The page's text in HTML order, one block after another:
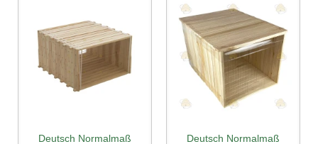
Deutsch Normalmaß
Deutsch Normalmaß